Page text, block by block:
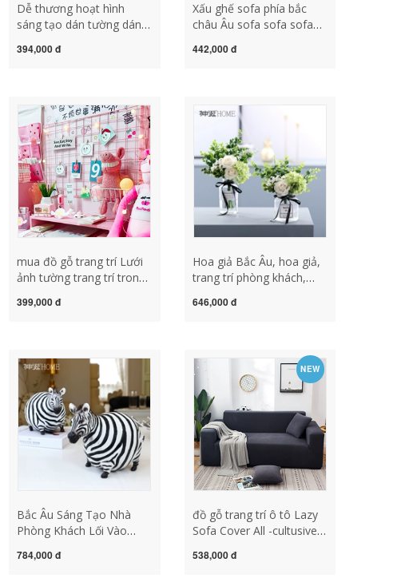
Dễ thương hoạt hình
sáng tạo dán tường dán
dính không thấm nước và
tháo rời đồ trang trí nhà
bằng gỗ đồ gỗ trang trí để
bàn
394,000 đ
Xấu ghế sofa phía bắc
châu Âu sofa sofa sofa
đầy đủ sofa có nắp đệm
442,000 đ
mua đồ gỗ trang trí Lưới
ảnh tường trang trí trong
phòng đục lỗ giá đỡ miễn
trang trí bằng gỗ đẹp
399,000 đ
Hoa giả Bắc Âu, hoa giả,
trang trí phòng khách,
bàn ăn, trang trí bó hoa
646,000 đ
Bắc Âu Sáng Tạo Nhà
Phòng Khách Lối Vào
Đồ Nội Thất Tủ Rượu Tủ
784,000 đ
NEW
đồ gỗ trang trí ô tô Lazy
Sofa Cover All -cultusive
Universal Universal Kết
538,000 đ